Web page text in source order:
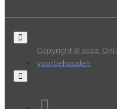
Copyright © 2022,
voorbehouden